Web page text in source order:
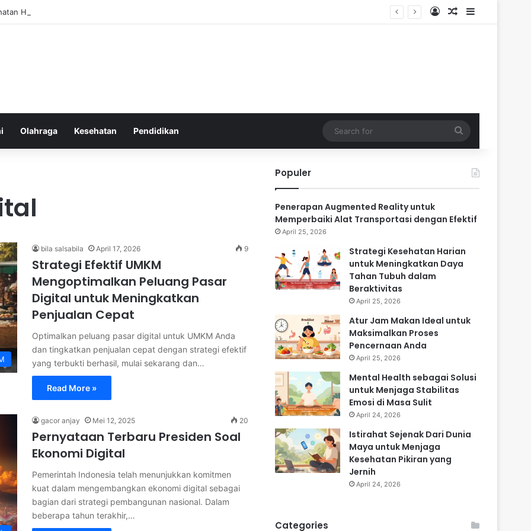
Harian untuk Meningkatkan Daya Tahan Tubuh dalam Beraktivitas Log InRandom Article
Sidebar
Olahraga Kesehatan Pendidikan
for
bila salsabila April 17, 2026 9
Strategi Efektif UMKM
Mengoptimalkan Peluang Pasar
Digital untuk Meningkatkan
Penjualan Cepat
Optimalkan peluang pasar digital untuk UMKM Anda
dan tingkatkan penjualan cepat dengan strategi efektif
yang terbukti berhasil, mulai sekarang dan…
Read More »
gacor anjay Mei 12, 2025 20
Pernyataan Terbaru Presiden Soal
Ekonomi Digital
Pemerintah Indonesia telah menunjukkan komitmen
kuat dalam mengembangkan ekonomi digital sebagai
bagian dari strategi pembangunan nasional. Dalam
beberapa tahun terakhir,…
Populer
Penerapan Augmented Reality untuk
Memperbaiki Alat Transportasi dengan Efektif
April 25, 2026
Strategi Kesehatan Harian
untuk Meningkatkan Daya
Tahan Tubuh dalam
Beraktivitas
April 25, 2026
Atur Jam Makan Ideal untuk
Maksimalkan Proses
Pencernaan Anda
April 25, 2026
Mental Health sebagai Solusi
untuk Menjaga Stabilitas
Emosi di Masa Sulit
April 24, 2026
Istirahat Sejenak Dari Dunia
Maya untuk Menjaga
Kesehatan Pikiran yang
Jernih
April 24, 2026
Categories